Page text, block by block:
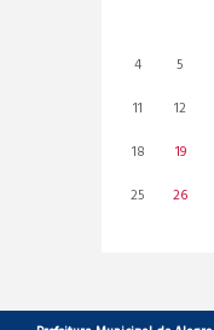
4
5
11
12
18
19
25
26